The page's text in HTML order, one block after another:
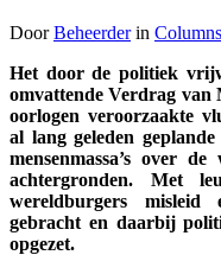
DoorBeheerder in Columns
Het door de politiek
omvattende Verdrag van
oorlogen veroorzaakte
al lang geleden
mensenmassa’s over
achtergronden. Met
wereldburgers misleid
gebracht en daarbij
opgezet.